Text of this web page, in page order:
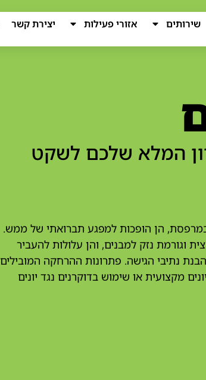
שירותים אזורי פעילות יצירת קשר
המלא שלכם לשקט
במרפסת, הן הופכות למפגע תברואתי של ממש.
וגורמת נזק למבנים, והן עלולות להעביר
נתיבי הגישה. פתרונות ההרחקה המובילים
מקצועית או שימוש בדוקרנים נגד יונים